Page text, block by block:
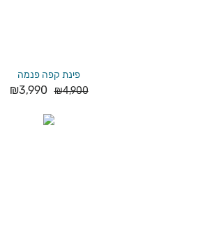
פינת קפה פנמה
₪4,900
₪3,990